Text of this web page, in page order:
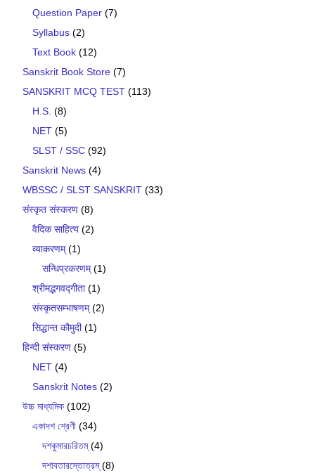
Question Paper (7)
Syllabus (2)
Text Book (12)
Sanskrit Book Store (7)
SANSKRIT MCQ TEST (113)
H.S. (8)
NET (5)
SLST / SSC (92)
Sanskrit News (4)
WBSSC / SLST SANSKRIT (33)
संस्कृत संस्करण (8)
वैदिक साहित्य (2)
व्याकरणम्(1)
सन्धिप्रकरणम्(1)
श्रीमद्भगवद्गीता(1)
संस्कृतसम्भाषणम्(2)
सिद्धान्त कौमुदी(1)
हिन्दी संस्करण (5)
NET (4)
Sanskrit Notes (2)
উচ্চ মাধ্যমিক (102)
একাদশ শ্রেণী (34)
দশকুমারচরিতম্(4)
দশাবতারস্তোত্রম্(8)